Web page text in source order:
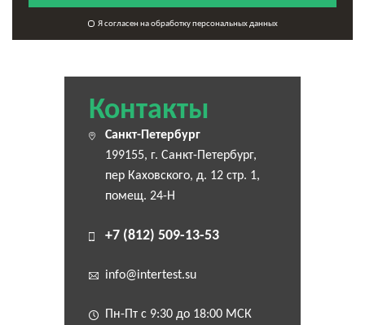
Я согласен на обработку персональных данных
Контакты
Санкт-Петербург
199155, г. Санкт-Петербург,
пер Каховского, д. 12 стр. 1,
помещ. 24-Н
+7 (812) 509-13-53
info@intertest.su
Пн-Пт с 9:30 до 18:00 МСК